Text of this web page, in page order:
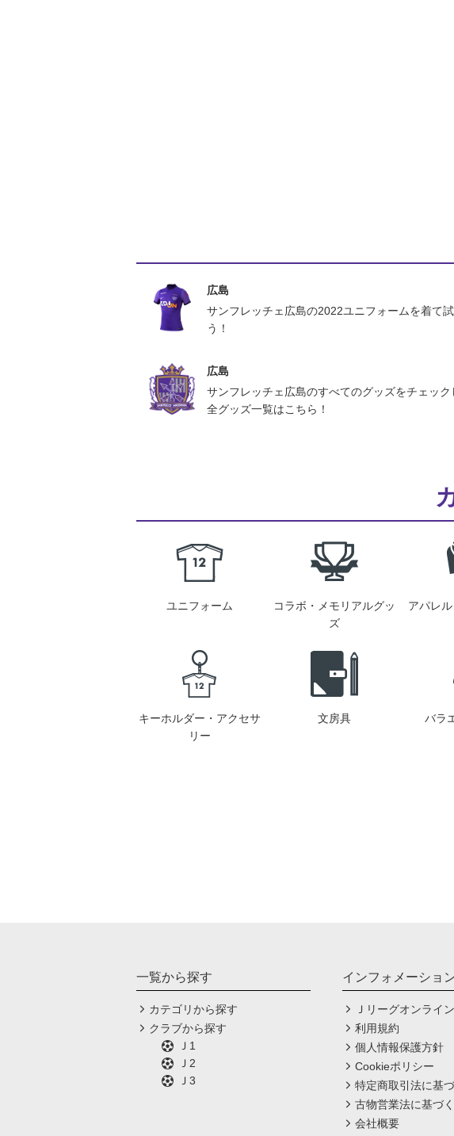
広島
サンフレッチェ広島の2022ユニフォームを着て
う！
広島
サンフレッチェ広島のすべてのグッズをチェック
全グッズ一覧はこちら！
ユニフォーム
コラボ・メモリアルグッ
ズ
アパレ
キーホルダー・アクセサ
リー
文房具 バラ
一覧から探す
カテゴリから探す
クラブから探す
Ｊ1
Ｊ2
Ｊ3
インフォメーショ
Ｊリーグオンライ
利用規約
個人情報保護方針
Cookieポリシー
特定商取引法に基
古物営業法に基づ
会社概要